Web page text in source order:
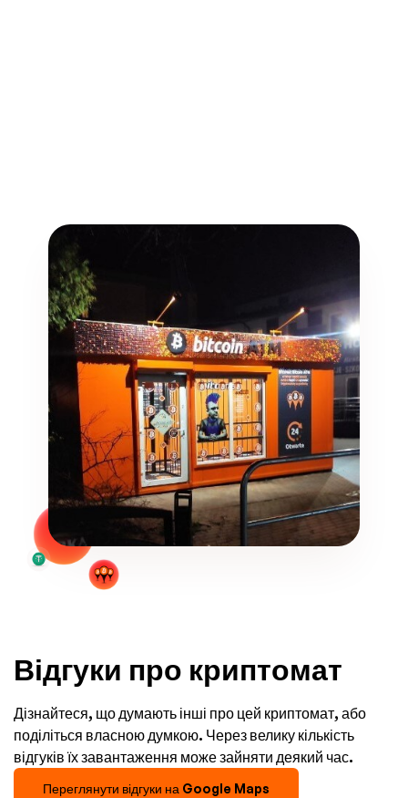
Відгуки про криптомат
Дізнайтеся, що думають інші про цей криптомат, або
поділіться власною думкою. Через велику кількість
відгуків їх завантаження може зайняти деякий час.
Переглянути відгуки на Google Maps